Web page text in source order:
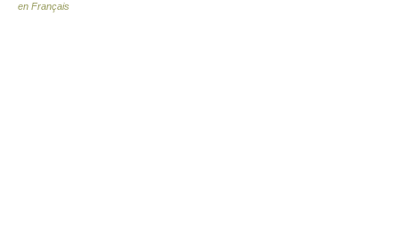
en Français